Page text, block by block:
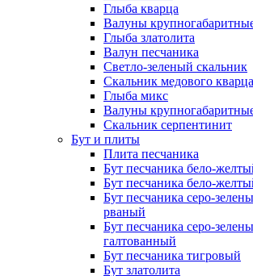
Глыба кварца
Валуны
Глыба златолита
Валун песчаника
Светло-зеленый скальник
Скальник медового кварца
Глыба микс
Валуны
Скальник серпентинит
Бут и плиты
Плита песчаника
Бут песчаника бело-
Бут песчаника бело-
Бут песчаника серо-
рваный
Бут песчаника серо-
галтованный
Бут песчаника тигровый
Бут златолита